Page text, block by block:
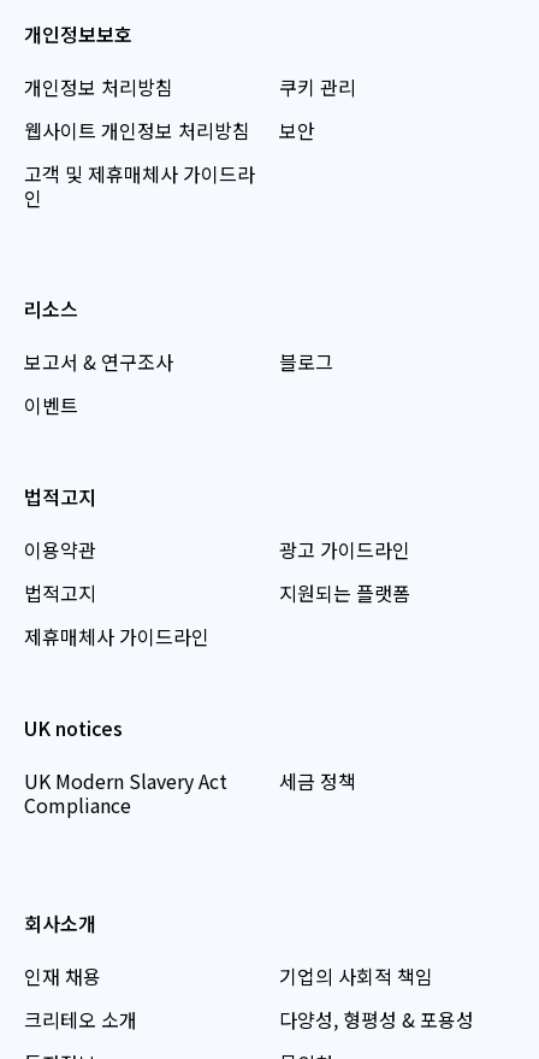
개인정보보호
개인정보 처리방침
웹사이트 개인정보 처리방침
고객 및 제휴매체사 가이드라
인
쿠키 관리
보안
리소스
보고서 & 연구조사
이벤트
블로그
법적고지
이용약관
법적고지
제휴매체사 가이드라인
광고 가이드라인
지원되는 플랫폼
UK notices
UK Modern Slavery Act
Compliance
세금 정책
회사소개
인재 채용
크리테오 소개
기업의 사회적 책임
다양성, 형평성 & 포용성